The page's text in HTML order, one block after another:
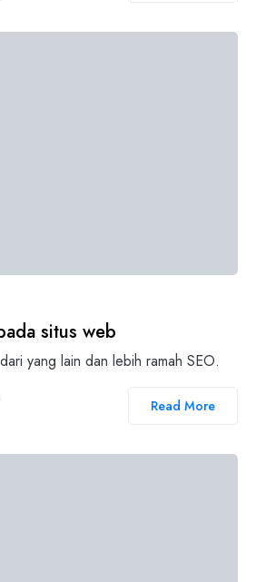
situs web
yang lain dan lebih ramah SEO.
Read More